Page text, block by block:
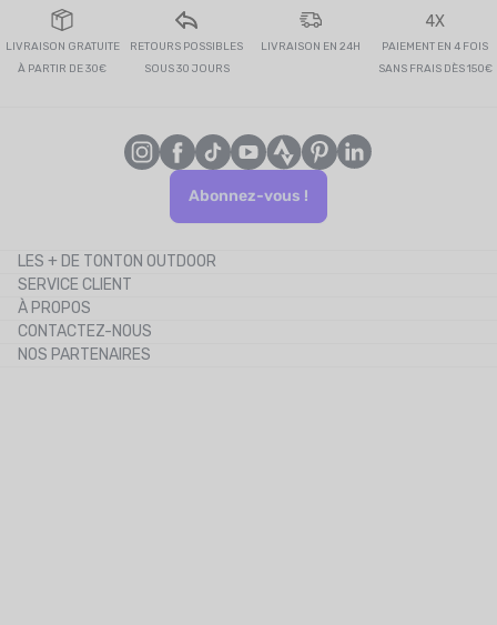
LIVRAISON GRATUITE
À PARTIR DE 30€
RETOURS POSSIBLES
SOUS 30 JOURS
LIVRAISON EN 24H
4X
PAIEMENT EN 4 FOIS
SANS FRAIS DÈS 150€
Abonnez-vous !
LES + DE TONTON OUTDOOR
Le blog
Le cashback
Les codes promos
SERVICE CLIENT
À PROPOS
CONTACTEZ-NOUS
NOS PARTENAIRES